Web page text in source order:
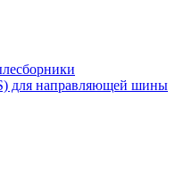
для направляющей шины